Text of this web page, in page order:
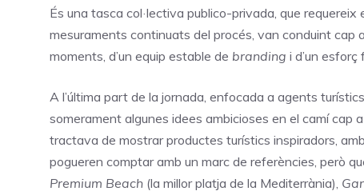
És una tasca col·lectiva publico-privada, que
mesuraments continuats del procés, van conduint cap
moments, d’un equip estable de branding i d’un esforç
A l’última part de la jornada, enfocada a agents
somerament algunes idees ambicioses en el camí cap
tractava de mostrar productes turístics inspiradors,
pogueren comptar amb un marc de referències, però
Premium Beach (la millor platja de la Mediterrània),